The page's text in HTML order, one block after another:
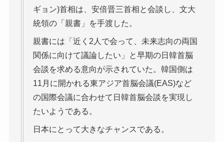
ギョン)首相は、安倍晋三首相と会談し、文大
統領の「親書」を手渡した。
親書には「近く2人で会って、未来志向の両国
関係に向けて議論したい」と早期の日韓首脳
会談を求める意向が示されていた。韓国側は
11月に開かれる東アジア首脳会議(EAS)など
の国際会議に合わせて日韓首脳会談を実現し
たいようである。
日本にとって大きなチャンスである。